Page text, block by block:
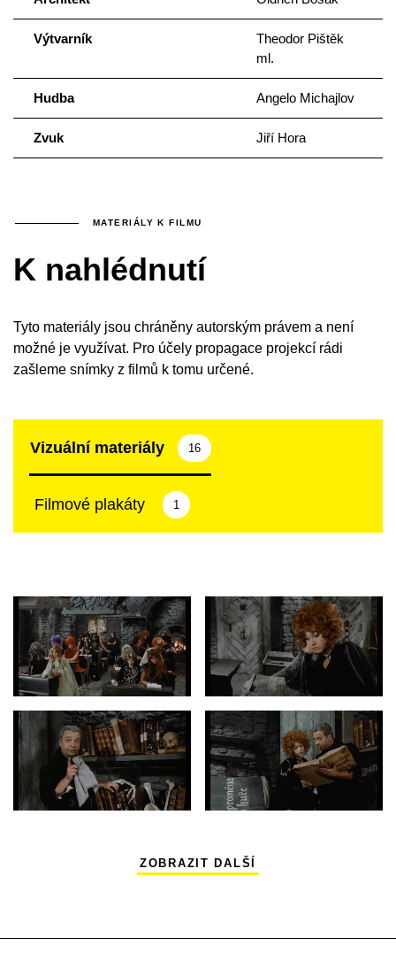
Výtvarník
Theodor Pištěk
ml.
Hudba Angelo Michajlov
Zvuk Jiří Hora
MATERIÁLY K FILMU
K nahlédnutí
Tyto materiály jsou chráněny autorským právem a není
možné je využívat. Pro účely propagace projekcí rádi
zašleme snímky z filmů k tomu určené.
Vizuální materiály 16
Filmové plakáty 1
ZOBRAZIT DALŠÍ